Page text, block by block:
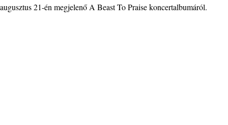
augusztus 21-én megjelenő A Beast To Praise koncertalbumáról.